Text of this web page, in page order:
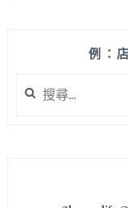
例：
尋